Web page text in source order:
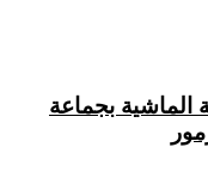
الماشية بجماعة